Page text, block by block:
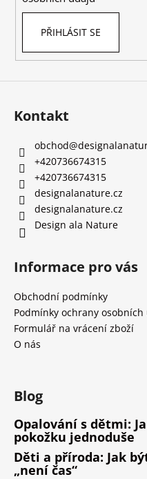
PŘIHLÁSIT SE
Kontakt
obchod@
+420736674315
+420736674315
designalanature.cz
designalanature.cz
Design ala Nature
Informace pro vás
Obchodní podmínky
Podmínky ochrany osobních
Formulář na vrácení zboží
O nás
Blog
Opalování s dětmi:
pokožku jednoduše
Děti a příroda: Jak
„není čas“